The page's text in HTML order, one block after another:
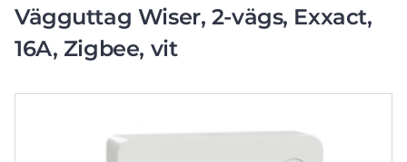
Vägguttag Wiser, 2-vägs, Exxact,
16A, Zigbee, vit